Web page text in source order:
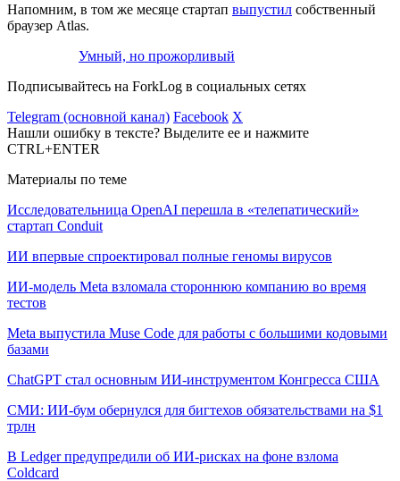
Напомним, в том же месяце стартап выпустил собственный
браузер Atlas.
Умный, но прожорливый
Подписывайтесь на ForkLog в социальных сетях
Telegram (основной канал) Facebook X
Нашли ошибку в тексте? Выделите ее и нажмите
CTRL+ENTER
Материалы по теме
Исследовательница OpenAI перешла в «телепатический»
стартап Conduit
ИИ впервые спроектировал полные геномы вирусов
ИИ-модель Meta взломала стороннюю компанию во время
тестов
Meta выпустила Muse Code для работы с большими кодовыми
базами
ChatGPT стал основным ИИ-инструментом Конгресса США
СМИ: ИИ-бум обернулся для бигтехов обязательствами на $1
трлн
В Ledger предупредили об ИИ-рисках на фоне взлома
Coldcard